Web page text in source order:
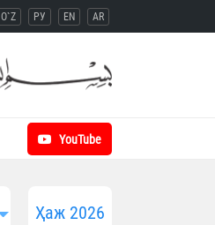
O`Z РУ EN AR
YouTube
Ҳаж 2026